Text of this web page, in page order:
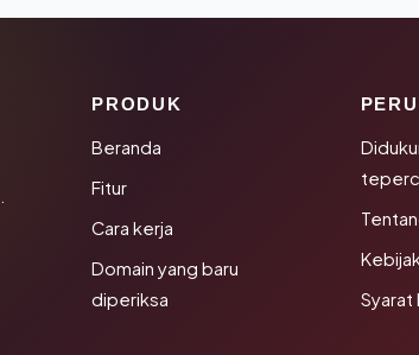
PRODUK
Beranda
Fitur
Cara kerja
Domain yang baru
diperiksa
Syarat